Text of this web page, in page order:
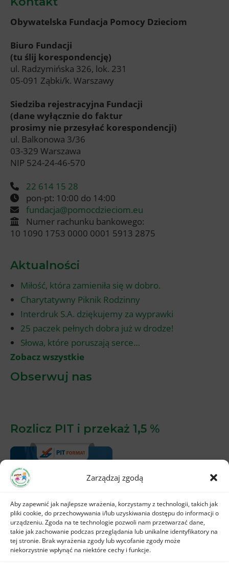
Zarządzaj zgodą
Aby zapewnić jak najlepsze wrażenia, korzystamy z technologii, takich jak
pliki cookie, do przechowywania i/lub uzyskiwania dostępu do informacji o
urządzeniu. Zgoda na te technologie pozwoli nam przetwarzać dane,
takie jak zachowanie podczas przeglądania lub unikalne identyfikatory na
tej stronie. Brak wyrażenia zgody lub wycofanie zgody może
niekorzystnie wpłynąć na niektóre cechy i funkcje.
Obywatelska Fundacja Pomocy Dzieciom
Biuro Fundacji
(tu ślij korespondencję)
ul. Radzymińska 326, lok. 231
05-091 Ząbki/k. Warszawy
Siedziba rejestracyjna Fundacji
(dane wyłącznie do faktur
prosimy nie przesyłać korespondencji)
ul. Balkonowa 3/36
03-329 Warszawa
NIP 524-24-46-570
22 614 15 28
pon-pt: 10:00 do 14:00
fundacja@pomocdzieciom.eu
Numer rachunku bankowego:
10 1090 1753 0000 0001 5913 2875
Aktualności
Miłość, która zamieniła się w dobro.
Charytatywny Piknik Rodzinny
Interdruk S.A. dziękujemy za wyprawki
25 paczek pełnych dobra już w drodze!
Słowa, które poruszają serce…
Zobacz wszystkie
Obserwuj nas
Rozlicz PIT i przekaż 1,5 %